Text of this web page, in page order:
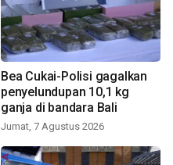
Bea Cukai-Polisi gagalkan
penyelundupan 10,1 kg
ganja di bandara Bali
Jumat, 7 Agustus 2026